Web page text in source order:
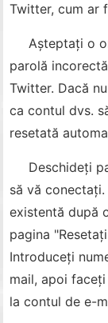
Twitter, cum ar
Așteptați o
parolă
Twitter. Dacă
ca contul dvs.
resetată
Deschideți
să vă
existentă după
pagina
Introduceți
mail, apoi
la contul de e-